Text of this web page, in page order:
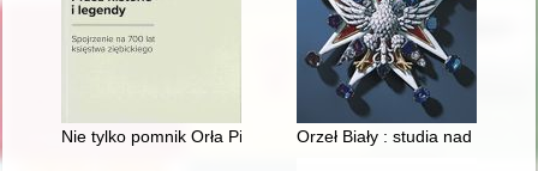
Nie tylko pomnik Orła Piastowskiego : rzeźby Tadeusza
Orzeł Biały : studia nad